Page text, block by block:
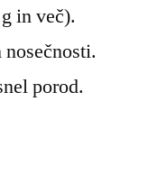
in več).
porod.